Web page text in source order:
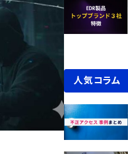
人気コラム